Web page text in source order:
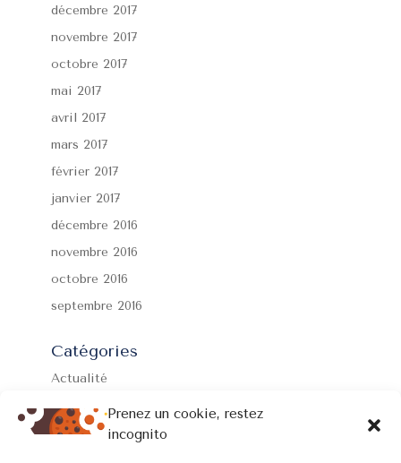
Prenez un cookie, restez
incognito
décembre 2017
novembre 2017
octobre 2017
mai 2017
avril 2017
mars 2017
février 2017
janvier 2017
décembre 2016
novembre 2016
octobre 2016
septembre 2016
Catégories
Actualité
Formations
Non classé